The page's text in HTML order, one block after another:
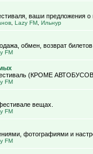
ваши предложения
Lazy FM Ильнур
обмен, возврат
FM
(КРОМЕ
FM
вещах.
FM
фотографиями и
FM